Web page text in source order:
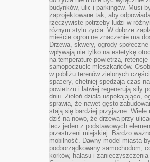
budynków, ulic i parkingów. Musi
zaprojektowane tak, aby
rzeczywiste potrzeby ludzi w
różnym stylu życia. W dobrze
mieście ogromne znaczenie ma
Drzewa, skwery, ogrody
wpływają nie tylko na estetykę
na temperaturę powietrza, retencję
samopoczucie mieszkańców.
w pobliżu terenów zielonych
spacery, chętniej spędzają czas
powietrzu i łatwiej regenerują siły
dniu. Zieleń działa uspokajająco,
sprawia, że nawet gęsto
stają się bardziej przyjazne. Wiele
dziś na nowo, że drzewa przy
lecz jeden z podstawowych
przestrzeni miejskiej. Bardzo
mobilność. Dawny model miasta
podporządkowany samochodom,
korków, hałasu i zanieczyszczenia